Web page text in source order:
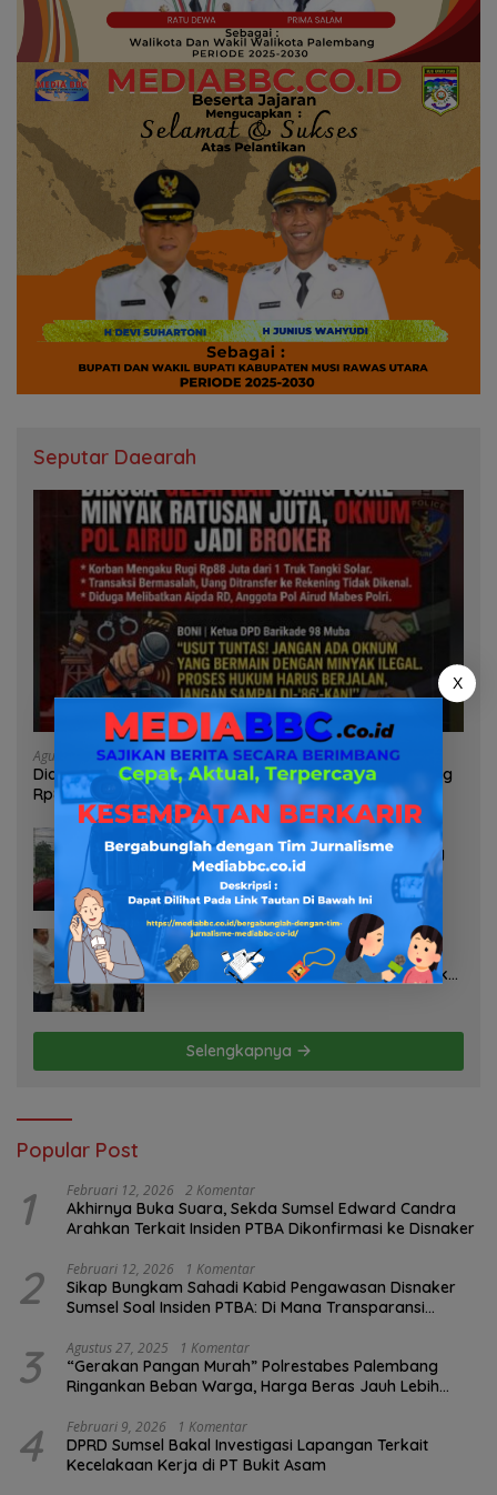
Seputar Daearah
Agustus 6, 2026
Diduga Oknum Pol Airud Jadi Broker Minyak Ilegal, Uang
Rp88 Juta Milik Toke Muba Hilang Tanpa Jejak
Agustus 6, 2026
Soroti Dugaan Pelanggaran Tambang
PT BSPC, Koalisi Aktivis Sumsel Beri
Tenggat 1 Minggu ke Pemerintah
Agustus 5, 2026
ABS Bongkar Sekandal Aset Muba! 29
Kendaraan Dinas Bernilai Milyaran Tak
Selengkapnya
Popular Post
1 Februari 12, 2026 2 Komentar
Akhirnya Buka Suara, Sekda Sumsel Edward Candra
Arahkan Terkait Insiden PTBA Dikonfirmasi ke Disnaker
2 Februari 12, 2026 1 Komentar
Sikap Bungkam Sahadi Kabid Pengawasan Disnaker
Sumsel Soal Insiden PTBA: Di Mana Transparansi
3 Agustus 27, 2025 1 Komentar
“Gerakan Pangan Murah” Polrestabes Palembang
Ringankan Beban Warga, Harga Beras Jauh Lebih
4 Februari 9, 2026 1 Komentar
DPRD Sumsel Bakal Investigasi Lapangan Terkait
Kecelakaan Kerja di PT Bukit Asam
X